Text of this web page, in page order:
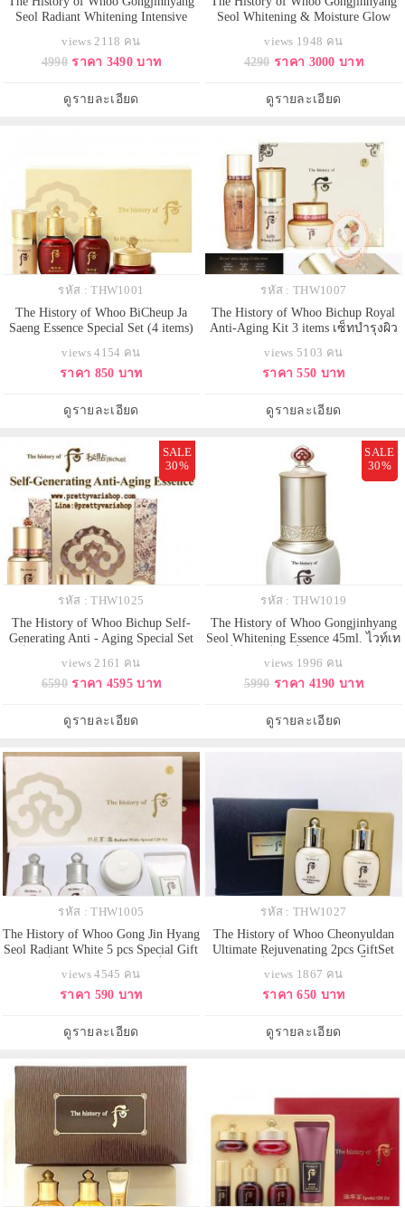
Seol Radiant Whitening Intensive
จุดด่างดำสูตรเข้มข้น ช่วยขจัดจุด
กำเนิดของฝ้า กระ ด้วยส่วนผสมอัน
ประสิทธิภาพสูง (รอยกระจางลง
10% ภายใน 4 สัปดาห์ แ
views 2118 คน
4990 ราคา 3490 บาท
ดูรายละเอียด
Seol Whitening & Moisture Glow
ที่อุดมด้วยส่วนผสมไวท์เทนนิ่งอัน
ทรงคุณค่าตามตำราการดูแลผิว เติม
ปกป้องผิวจากกรังสียูวี นุ่มเรียบเนียน
views 1948 คน
4290 ราคา 3000 บาท
ดูรายละเอียด
รหัส : THW1001
The History of Whoo BiCheup Ja
Saeng Essence Special Set (4 items)
หลัก มาจาก รากโสม และบัวหิมะ
ซึ่งจะทำให้ผิวของเรากลับมาดูอ่อน
สภาพผิว ให้กลับมาดีขึ้น ชุดลดเลือน
views 4154 คน
ราคา 850 บาท
ดูรายละเอียด
รหัส : THW1007
The History of Whoo Bichup Royal
Anti-Aging Kit 3 items เซ็ทบำรุงผิว
โสมโบราณ เน้นในเรื่องของการ
ฟื้นฟู และบำรุงผิว พร้อมลดเลือนริ้ว
สุขภาพดี
views 5103 คน
ราคา 550 บาท
ดูรายละเอียด
SALE
30%
รหัส : THW1025
The History of Whoo Bichup Self-
Generating Anti - Aging Special Set
แป้งไฮไลท์เม็ด กับลิปสิกสีสวย สุด
ยอดเอเนอจี้เซรั่มอันเลอค่าสูงสุดจาก
ร่วงโรย ให้แลดูอ่อนเยาว์ แน่นตึง
กระชับ พร้อมเ
views 2161 คน
6590 ราคา 4595 บาท
ดูรายละเอียด
SALE
30%
รหัส : THW1019
The History of Whoo Gongjinhyang
Seol Whitening Essence 45ml. ไวท์เท
ความกระจ่างใส และผิวที่เรียบเนียบ
เนียนสม่ำเสมออย่างพร้อมกัน มอบ
กระจ่างใสอย่างรู้สึกได้ทันทีที่ใช้ ผิวก
views 1996 คน
5990 ราคา 4190 บาท
ดูรายละเอียด
รหัส : THW1005
The History of Whoo Gong Jin Hyang
Seol Radiant White 5 pcs Special Gift
กระจ่างใส ตำรับชาววังของเกาหลี
เปลี่ยนผิวหมองคล้ำให้เจิดจรัส
"หยางกุ้ยเฟย" ที่สามารถคงผิวสวย
ดังกระเบื้อง
views 4545 คน
ราคา 590 บาท
ดูรายละเอียด
รหัส : THW1027
The History of Whoo Cheonyuldan
Ultimate Rejuvenating 2pcs GiftSet
แห่งวัย cheonyul เพิ่มความชุ่มชื่น
และความเปล่งปลั่งมากขึ้น ซึ่งจะ
เข้าถึงสภาวะการฟื้นฟูที่ดีที่สุด และ
เป็น Luxury Reg
views 1867 คน
ราคา 650 บาท
ดูรายละเอียด